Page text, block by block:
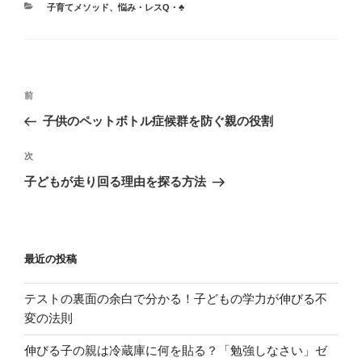
カ
子育てメソッド、悩み・レスQ・♣
投
ナ
ビ
ゲ
ン
前
の
稿
前
子供のペットボトル症候群を防ぐ親の役割
次
の
次
子どもが走り回る理由を探る方法
最近の投稿
テストの裏面の余白で分かる！子どもの学力が伸びる不
変の法則
伸びる子の親は冷蔵庫に何を貼る？「勉強しなさい」ゼ